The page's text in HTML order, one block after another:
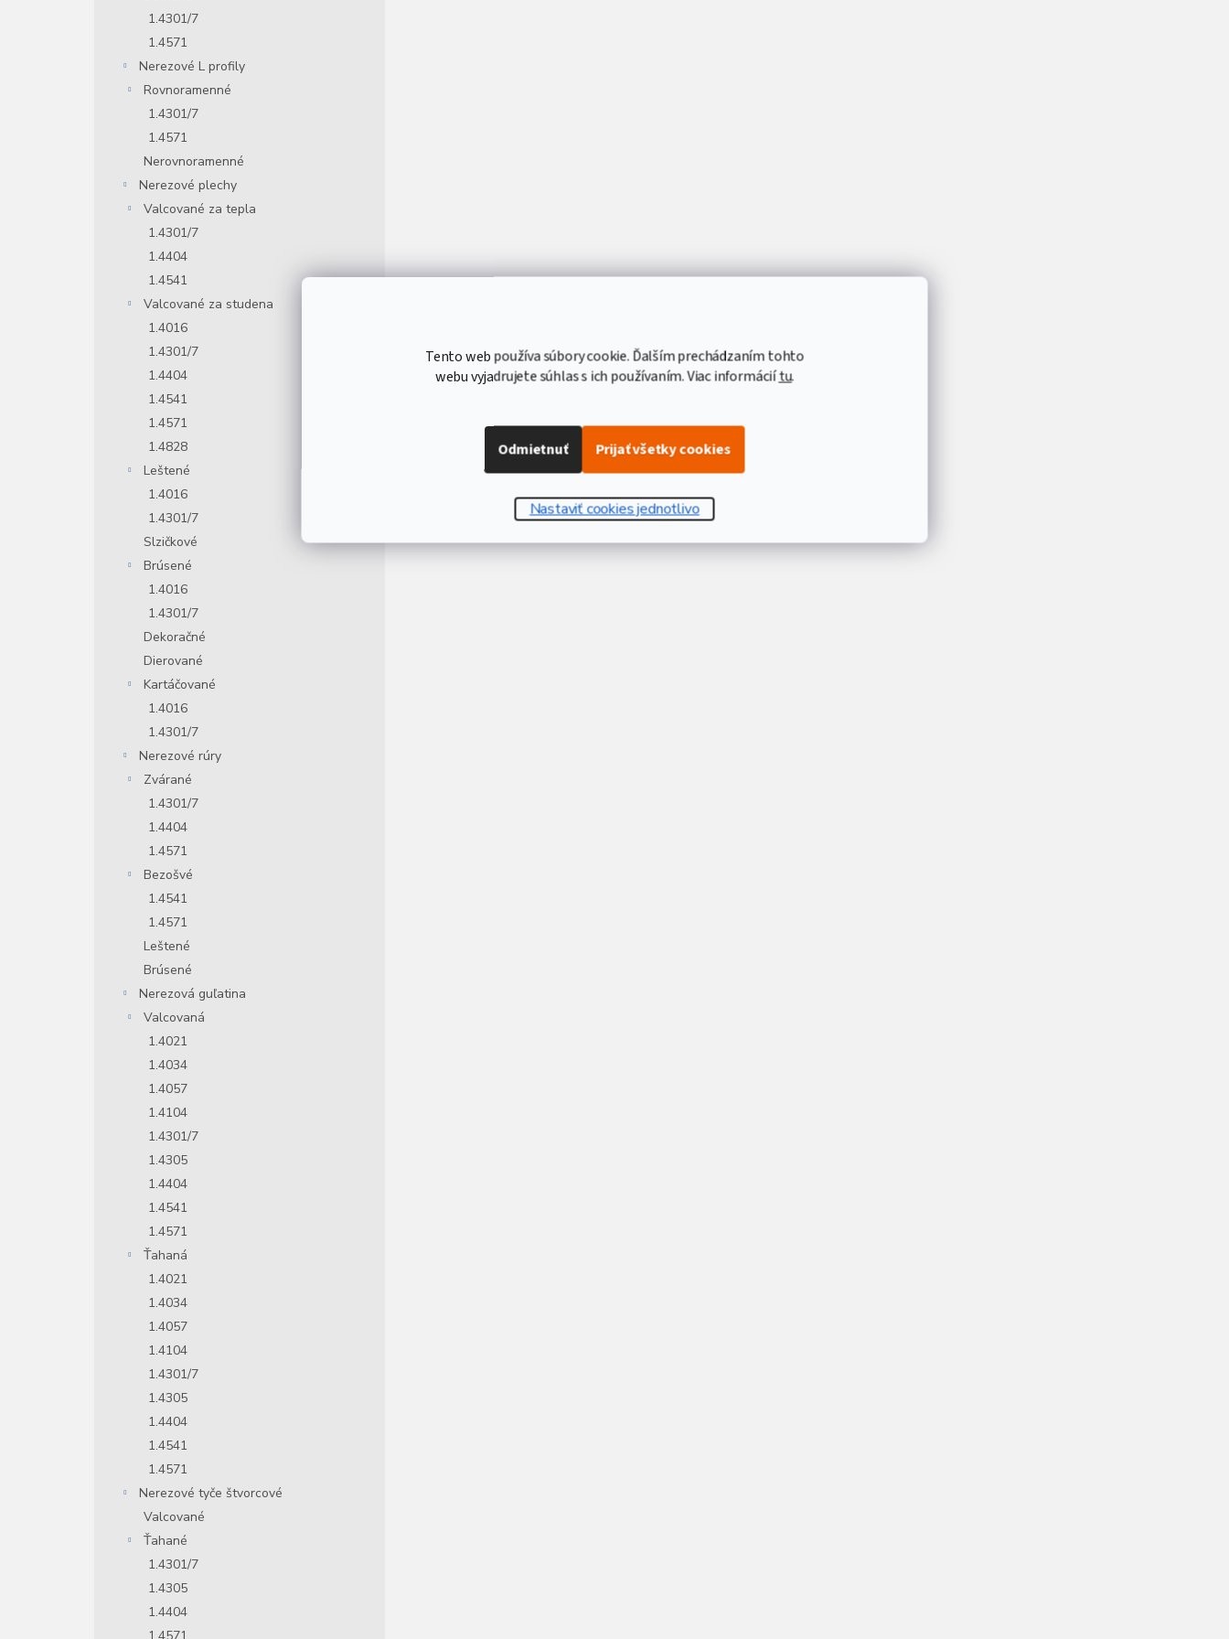
Tento web používa súbory cookie. Ďalším prechádzaním tohto
webu vyjadrujete súhlas s ich používaním. Viac informáciítu.
Nastaviť cookies jednotlivo
Odmietnuť Prijať všetky cookies
1.4301/7
1.4571
Nerezové L profily
Rovnoramenné
1.4301/7
1.4571
Nerovnoramenné
Nerezové plechy
Valcované za tepla
1.4301/7
1.4404
1.4541
Valcované za studena
1.4016
1.4301/7
1.4404
1.4541
1.4571
1.4828
Leštené
1.4016
1.4301/7
Slzičkové
Brúsené
1.4016
1.4301/7
Dekoračné
Dierované
Kartáčované
1.4016
1.4301/7
Nerezové rúry
Zvárané
1.4301/7
1.4404
1.4571
Bezošvé
1.4541
1.4571
Leštené
Brúsené
Nerezová guľatina
Valcovaná
1.4021
1.4034
1.4057
1.4104
1.4301/7
1.4305
1.4404
1.4541
1.4571
Ťahaná
1.4021
1.4034
1.4057
1.4104
1.4301/7
1.4305
1.4404
1.4541
1.4571
Nerezové tyče štvorcové
Valcované
Ťahané
1.4301/7
1.4305
1.4404